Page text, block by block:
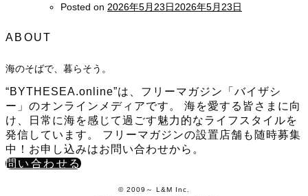
Posted on 2026年5月23日2026年5月23日
ABOUT
海のそばで、暮らそう。
“BYTHESEA.online”は、フリーマガジン「バイザシ
ー」のオンラインメディアです。 海を愛する皆さまに向
け、日常に海を感じて過ごす魅力的なライフスタイルを
発信しています。 フリーマガジンの設置店舗も随時募集
中！お申し込みはお問い合わせから。
問い合わせる
©️ 2009～ L&M Inc.